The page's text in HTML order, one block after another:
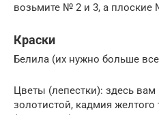
возьмите № 2 и 3, а плоские
Краски
Белила (их нужно больше
Цветы (лепестки): здесь вам
золотистой, кадмия желтого